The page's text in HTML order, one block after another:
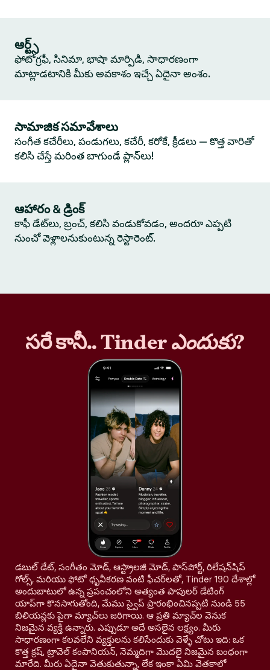
ఆర్ట్స్
ఫోటోగ్రఫీ, సినిమా, భాషా మార్పిడి, సాధారణంగా
మాట్లాడటానికి మీకు అవకాశం ఇచ్చే ఏదైనా అంశం.
సామాజిక సమావేశాలు
సంగీత కచేరీలు, పండుగలు, కచేరీ, కరోకే, క్రీడలు — కొత్త వారితో
కలిసి చేస్తే మరింత బాగుండే ప్లాన్‌లు!
ఆహారం & డ్రింక్
కాఫీ డేట్‌లు, బ్రంచ్, కలిసి వండుకోవడం, అందరూ ఎప్పటి
నుంచో వెళ్లాలనుకుంటున్న రెస్టారెంట్.
సరే కానీ.. Tinderఎందుకు?
డబుల్ డేట్, సంగీతం మోడ్, ఆస్ట్రాలజీ మోడ్, పాస్‌పోర్ట్, రిలేషన్‌షిప్
గోల్స్, మరియు ఫోటో ధృవీకరణ వంటి ఫీచర్‌లతో, Tinder 190 దేశాల్లో
అందుబాటులో ఉన్న ప్రపంచంలోని అత్యంత పాపులర్ డేటింగ్
యాప్‌గా కొనసాగుతోంది, మేము స్వైప్ ప్రారంభించినప్పటి నుండి 55
బిలియన్లకు పైగా మ్యాచ్‌లు జరిగాయి. ఆ ప్రతి మ్యాచ్‌ల వెనుక
నిజమైన వ్యక్తి ఉన్నారు. ఎప్పుడూ అదే అసలైన లక్ష్యం. మీరు
సాధారణంగా కలవలేని వ్యక్తులను కలిసేందుకు వెళ్ళే చోటు ఇది: ఒక
కొత్త క్రష్, ట్రావెల్ కంపానియన్, నెమ్మదిగా మొదలై నిజమైన బంధంగా
మారేది. మీరు ఏదైనా వెతుకుతున్నా, లేక ఇంకా ఏమి వెతకాలో